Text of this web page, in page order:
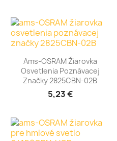
Ams-OSRAM Žiarovka
Osvetlenia Poznávacej
Značky 2825CBN-02B
5,23 €